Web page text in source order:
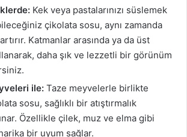
Kek veya pastalarınızı süslemek
çikolata sosu, aynı zamanda
Katmanlar arasında ya da üst
daha şık ve lezzetli bir görünüm
ile: Taze meyvelerle birlikte
sosu, sağlıklı bir atıştırmalık
Özellikle çilek, muz ve elma gibi
bir uyum sağlar.